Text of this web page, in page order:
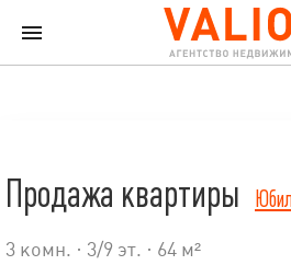
Продажа квартиры
3 комн. · 3/9 эт. · 64 м²